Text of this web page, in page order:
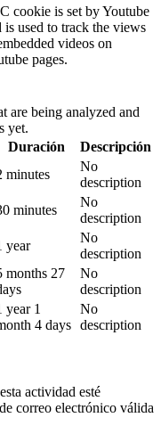
cookie is set by Youtube
is used to track the views
videos on
pages.
are being analyzed and
yet.
Duración
Descripción
minutes
No
description
minutes
No
description
year
No
description
months 27
No
description
year 1
4 days
No
description
actividad esté
correo electrónico válida